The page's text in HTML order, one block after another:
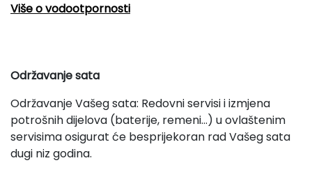
Više o vodootpornosti
Održavanje sata
Održavanje Vašeg sata: Redovni servisi i izmjena
potrošnih dijelova (baterije, remeni...) u ovlaštenim
servisima osigurat će besprijekoran rad Vašeg sata
dugi niz godina.